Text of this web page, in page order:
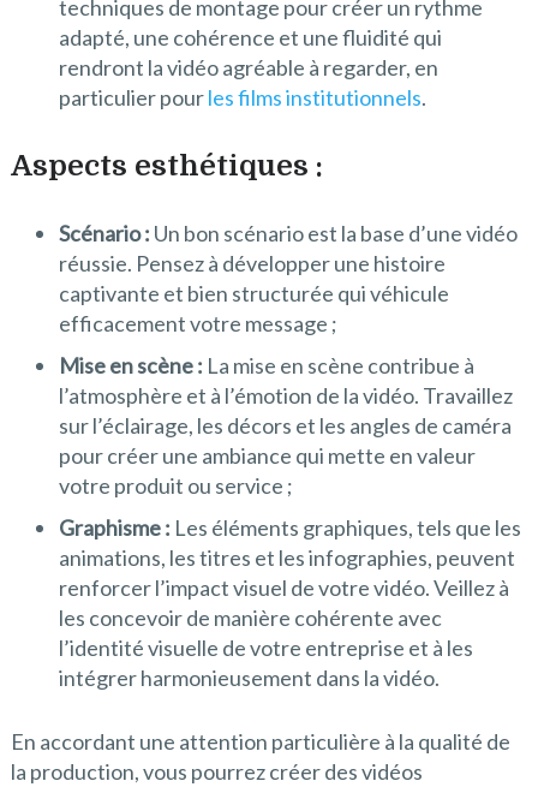
techniques de montage pour créer un rythme
adapté, une cohérence et une fluidité qui
rendront la vidéo agréable à regarder, en
particulier pourles films institutionnels.
Aspects esthétiques :
Scénario : Un bon scénario est la base d’une vidéo
réussie. Pensez à développer une histoire
captivante et bien structurée qui véhicule
efficacement votre message ;
Mise en scène : La mise en scène contribue à
l’atmosphère et à l’émotion de la vidéo. Travaillez
sur l’éclairage, les décors et les angles de caméra
pour créer une ambiance qui mette en valeur
votre produit ou service ;
Graphisme : Les éléments graphiques, tels que les
animations, les titres et les infographies, peuvent
renforcer l’impact visuel de votre vidéo. Veillez à
les concevoir de manière cohérente avec
l’identité visuelle de votre entreprise et à les
intégrer harmonieusement dans la vidéo.
En accordant une attention particulière à la qualité de
la production, vous pourrez créer des vidéos